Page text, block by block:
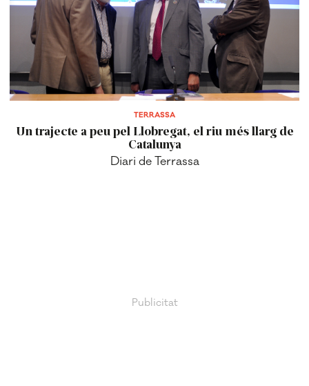
TERRASSA
Un trajecte a peu pel Llobregat, el riu més llarg de
Catalunya
Diari de Terrassa